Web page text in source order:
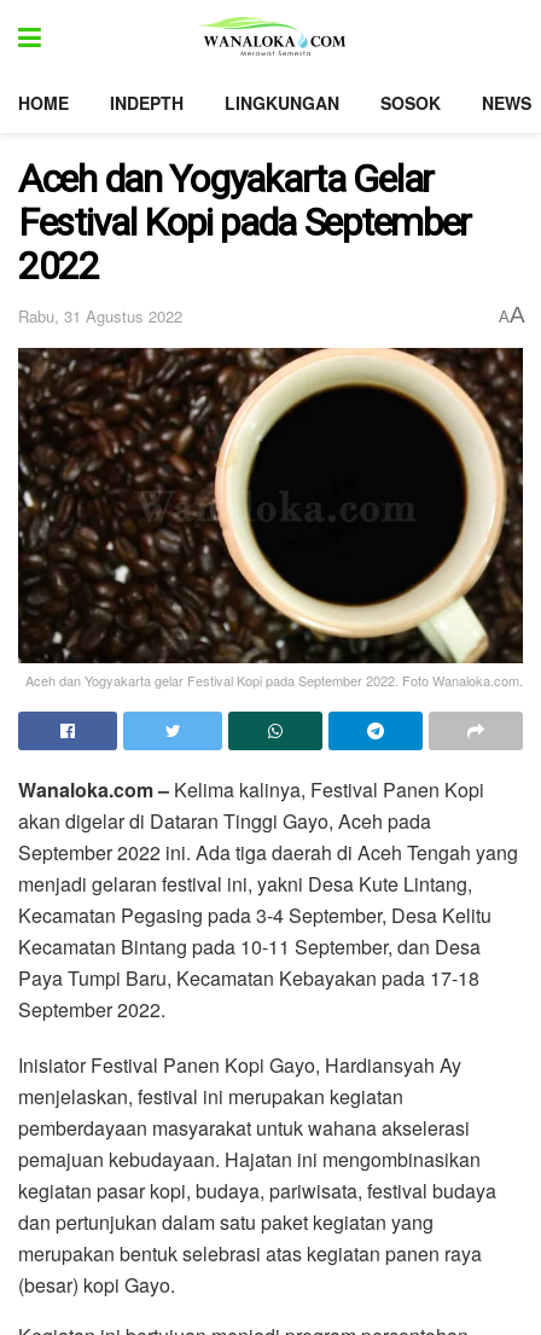
HOME INDEPTH LINGKUNGAN SOSOK NEWS
Aceh dan Yogyakarta Gelar
Festival Kopi pada September
2022
Rabu, 31 Agustus 2022 AA
Aceh dan Yogyakarta gelar Festival Kopi pada September 2022. Foto Wanaloka.com.
Wanaloka.com – Kelima kalinya, Festival Panen Kopi
akan digelar di Dataran Tinggi Gayo, Aceh pada
September 2022 ini. Ada tiga daerah di Aceh Tengah yang
menjadi gelaran festival ini, yakni Desa Kute Lintang,
Kecamatan Pegasing pada 3-4 September, Desa Kelitu
Kecamatan Bintang pada 10-11 September, dan Desa
Paya Tumpi Baru, Kecamatan Kebayakan pada 17-18
September 2022.
Inisiator Festival Panen Kopi Gayo, Hardiansyah Ay
menjelaskan, festival ini merupakan kegiatan
pemberdayaan masyarakat untuk wahana akselerasi
pemajuan kebudayaan. Hajatan ini mengombinasikan
kegiatan pasar kopi, budaya, pariwisata, festival budaya
dan pertunjukan dalam satu paket kegiatan yang
merupakan bentuk selebrasi atas kegiatan panen raya
(besar) kopi Gayo.